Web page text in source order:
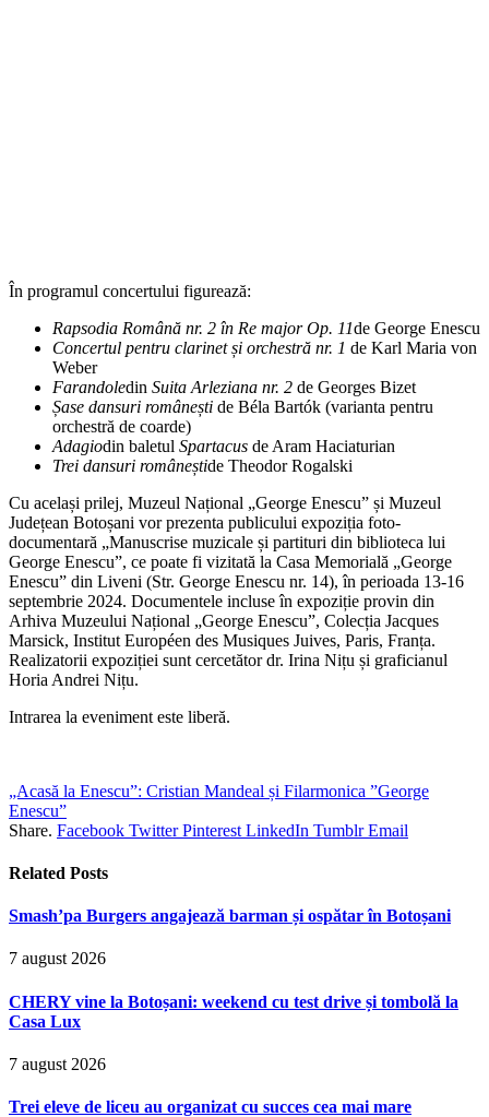
În programul concertului figurează:
Rapsodia Română nr. 2 în Re major Op. 11de George Enescu
Concertul pentru clarinet și orchestră nr. 1 de Karl Maria von
Weber
Farandoledin Suita Arleziana nr. 2 de Georges Bizet
Șase dansuri românești de Béla Bartók (varianta pentru
orchestră de coarde)
Adagiodin baletul Spartacus de Aram Haciaturian
Trei dansuri româneștide Theodor Rogalski
Cu același prilej, Muzeul Național „George Enescu” și Muzeul
Județean Botoșani vor prezenta publicului expoziția foto-
documentară „Manuscrise muzicale și partituri din biblioteca lui
George Enescu”, ce poate fi vizitată la Casa Memorială „George
Enescu” din Liveni (Str. George Enescu nr. 14), în perioada 13-16
septembrie 2024. Documentele incluse în expoziție provin din
Arhiva Muzeului Național „George Enescu”, Colecția Jacques
Marsick, Institut Européen des Musiques Juives, Paris, Franța.
Realizatorii expoziției sunt cercetător dr. Irina Nițu și graficianul
Horia Andrei Nițu.
Intrarea la eveniment este liberă.
„Acasă la Enescu”: Cristian Mandeal și Filarmonica ”George
Enescu”
Share. Facebook Twitter Pinterest LinkedIn Tumblr Email
Related Posts
Smash’pa Burgers angajează barman și ospătar în Botoșani
7 august 2026
CHERY vine la Botoșani: weekend cu test drive și tombolă la
Casa Lux
7 august 2026
Trei eleve de liceu au organizat cu succes cea mai mare